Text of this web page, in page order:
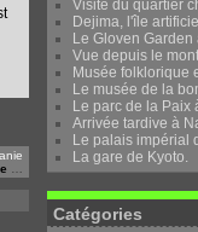
Visite du quartier
Dejima, l'île
Le Gloven Garden
Vue depuis le
Musée folklorique
Le musée de la
Le parc de la Paix
Arrivée tardive à
Le palais impérial
La gare de Kyoto.
Catégories